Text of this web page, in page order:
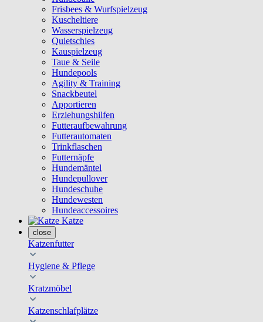
Frisbees & Wurfspielzeug
Kuscheltiere
Wasserspielzeug
Quietschies
Kauspielzeug
Taue & Seile
Hundepools
Agility & Training
Snackbeutel
Apportieren
Erziehungshilfen
Futteraufbewahrung
Futterautomaten
Trinkflaschen
Futternäpfe
Hundemäntel
Hundepullover
Hundeschuhe
Hundewesten
Hundeaccessoires
Katze
close
Katzenfutter
Hygiene & Pflege
Kratzmöbel
Katzenschlafplätze